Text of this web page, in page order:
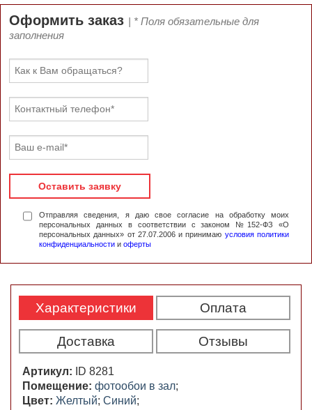
Оформить заказ | * Поля обязательные для
заполнения
Оставить заявку
Отправляя сведения, я даю свое согласие на обработку моих
персональных данных в соответствии с законом №152-ФЗ «О
персональных данных» от 27.07.2006 и принимаю условия политики
конфиденциальности и оферты
Характеристики Оплата
Доставка Отзывы
Артикул:
ID 8281
Помещение: фотообои в зал;
Цвет: Желтый; Синий;